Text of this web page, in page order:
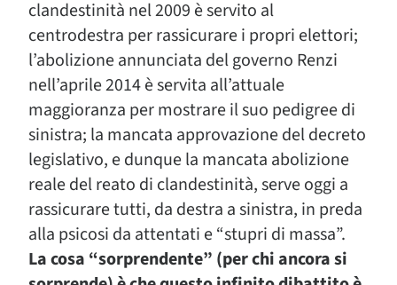
clandestinità nel 2009 è servito al
centrodestra per rassicurare i propri elettori;
l’abolizione annunciata del governo Renzi
nell’aprile 2014 è servita all’attuale
maggioranza per mostrare il suo pedigree di
sinistra; la mancata approvazione del decreto
legislativo, e dunque la mancata abolizione
reale del reato di clandestinità, serve oggi a
rassicurare tutti, da destra a sinistra, in preda
alla psicosi da attentati e “stupri di massa”.
La cosa “sorprendente” (per chi ancora si